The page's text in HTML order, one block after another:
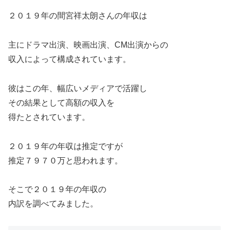
２０１９年の間宮祥太朗さんの年収は
主にドラマ出演、映画出演、CM出演からの
収入によって構成されています。
彼はこの年、幅広いメディアで活躍し
その結果として高額の収入を
得たとされています。
２０１９年の年収は推定ですが
推定７９７０万と思われます。
そこで２０１９年の年収の
内訳を調べてみました。